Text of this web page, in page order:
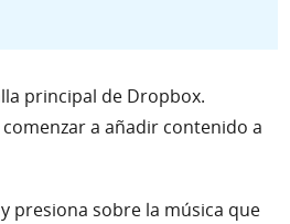
principal de Dropbox.
a añadir contenido a
presiona sobre la música que